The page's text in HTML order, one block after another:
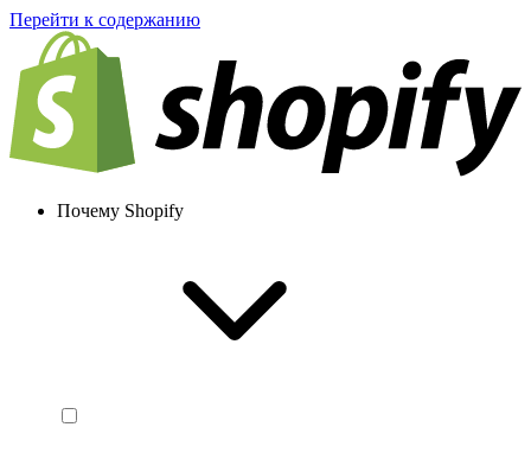
Перейти к содержанию
Почему Shopify